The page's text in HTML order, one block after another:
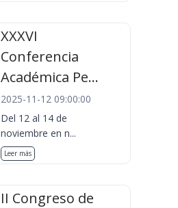
XXXVI
Conferencia
Académica Pe...
2025-11-12 09:00:00
Del 12 al 14 de
noviembre en n...
Leer más
II Congreso de